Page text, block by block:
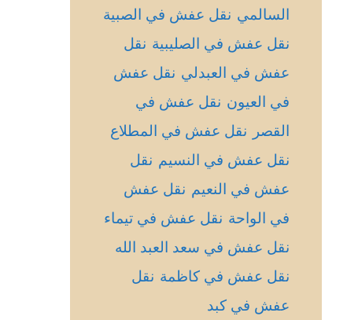
السالمي نقل عفش في الصبية
نقل عفش في الصليبية نقل
عفش في العبدلي نقل عفش
في العيون نقل عفش في
القصر
نقل عفش في المطلاع
نقل عفش في النسيم نقل
عفش في النعيم نقل عفش
في الواحة نقل عفش في تيماء
نقل عفش في سعد العبد الله
نقل عفش في كاظمة نقل
عفش في كبد